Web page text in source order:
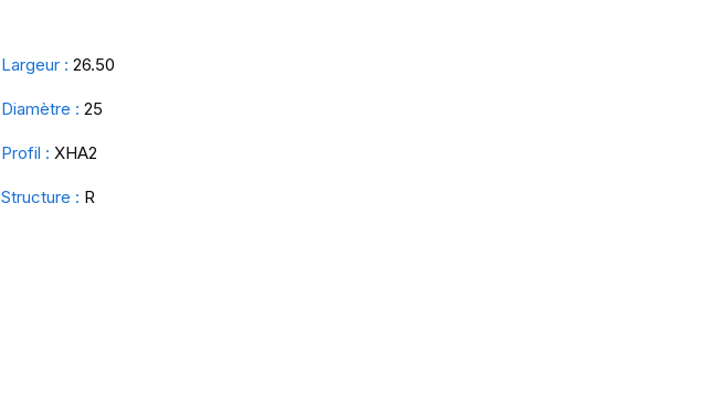
Largeur : 26.50
Diamètre : 25
Profil : XHA2
Structure : R